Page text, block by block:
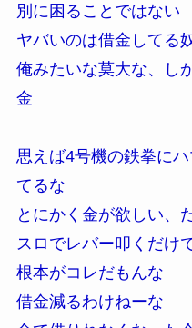
別に困ることではない
ヤバいのは借金してる
俺みたいな莫大な、し
金
思えば4号機の鉄拳に
てるな
とにかく金が欲しい、
スロでレバー叩くだけ
根本がコレだもんな
借金減るわけねーな